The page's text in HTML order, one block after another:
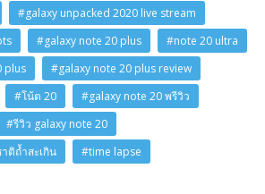
#galaxy unpacked 2020 live stream
#galaxy note 20 plus
#note 20 ultra
plus
#galaxy note 20 plus review
#โน้ต 20
#galaxy note 20 พรีวิว
#รีวิว galaxy note 20
ติถ้ำสะเกิน
#time lapse